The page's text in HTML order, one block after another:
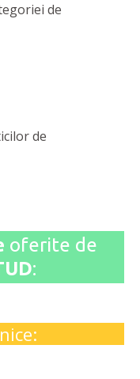
de
de
oferite de
: